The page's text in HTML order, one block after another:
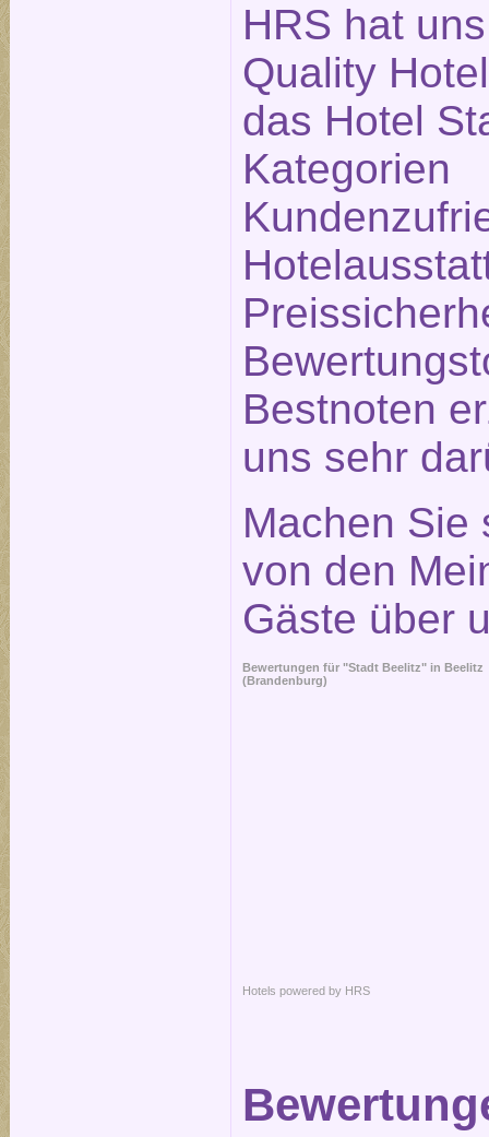
HRS hat
Quality
das Hotel
Kategorien
Bestnoten
uns sehr
Machen Sie
von den
Gäste über
Bewertungen für "Stadt Beelitz" in Beelitz
(Brandenburg)
Hotels powered by HRS